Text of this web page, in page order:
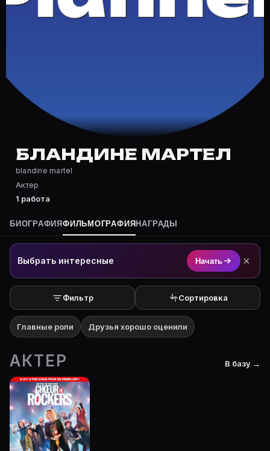
Частые вопросы о Бландине
Полный список — на Movie Planner: https://movie-
Кто такой(ая) Бландине Мартел?
Бландине Мартел — Актриса. Биография и роли на
Где открыть фильмографию Бландине Мартел?
На Movie Planner: https://movie-planner.ru/s/
БЛАНДИНЕ МАРТЕЛ
blandine martel
Актер
1 работа
БИОГРАФИЯФИЛЬМОГРАФИЯ НАГРАДЫ
Выбрать интересные Начать ×
Фильтр Сортировка
Главные роли Друзья хорошо оценили
АКТЕР В базу →